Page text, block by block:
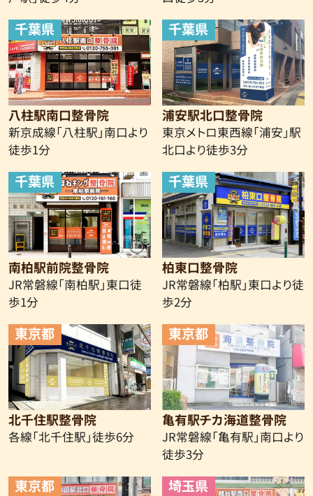
千葉県
八柱駅南口整骨院
新京成線「八柱駅」南口より
徒歩1分
千葉県
浦安駅北口整骨院
東京メトロ東西線「浦安」駅
北口より徒歩3分
千葉県
南柏駅前院整骨院
JR常磐線「南柏駅」東口徒
歩1分
千葉県
柏東口整骨院
JR常磐線「柏駅」東口より徒
歩2分
東京都
北千住駅整骨院
各線「北千住駅」徒歩6分
東京都
亀有駅チカ海道整骨院
JR常磐線「亀有駅」南口より
徒歩3分
東京都 埼玉県